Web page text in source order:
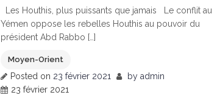
Les Houthis, plus puissants que jamais Le conflit au
Yémen oppose les rebelles Houthis au pouvoir du
président Abd Rabbo […]
Moyen-Orient
Posted on 23 février 2021 by admin
23 février 2021